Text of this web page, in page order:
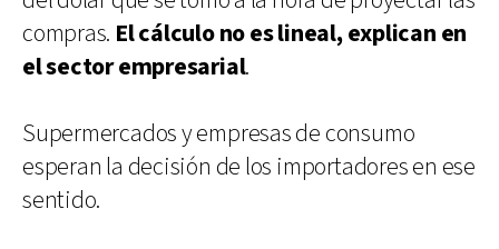
compras. El cálculo no es lineal, explican en
el sector empresarial.
Supermercados y empresas de consumo
esperan la decisión de los importadores en ese
sentido.